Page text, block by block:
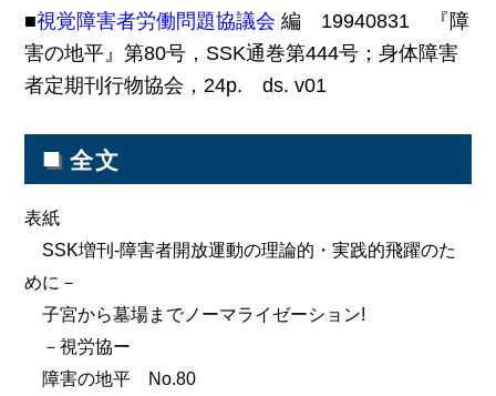
■視覚障害者労働問題協議会 編 19940831 『障
害の地平』第80号，SSK通巻第444号；身体障害
者定期刊行物協会，24p. ds. v01
■ 全文
表紙
SSK増刊-障害者開放運動の理論的・実践的飛躍のた
めに－
子宮から墓場までノーマライゼーション!
－視労協ー
障害の地平 No.80